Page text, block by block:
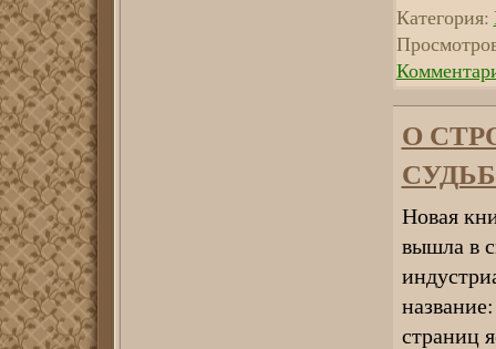
Категория:
О
Новая
вышла в
страниц